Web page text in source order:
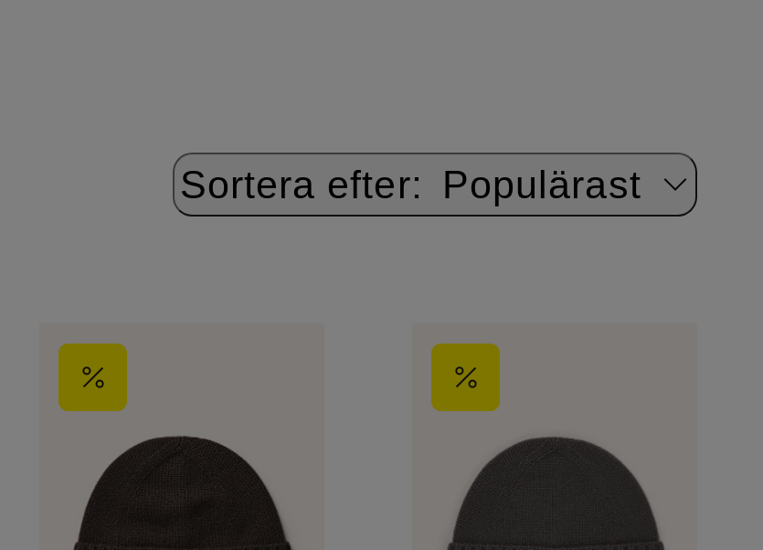
Sortera efter: Populärast